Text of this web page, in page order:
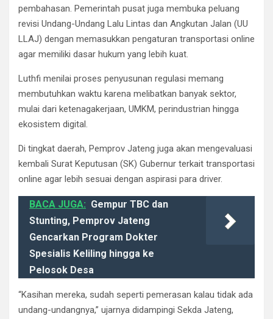
pembahasan. Pemerintah pusat juga membuka peluang
revisi Undang-Undang Lalu Lintas dan Angkutan Jalan (UU
LLAJ) dengan memasukkan pengaturan transportasi online
agar memiliki dasar hukum yang lebih kuat.
Luthfi menilai proses penyusunan regulasi memang
membutuhkan waktu karena melibatkan banyak sektor,
mulai dari ketenagakerjaan, UMKM, perindustrian hingga
ekosistem digital.
Di tingkat daerah, Pemprov Jateng juga akan mengevaluasi
kembali Surat Keputusan (SK) Gubernur terkait transportasi
online agar lebih sesuai dengan aspirasi para driver.
BACA JUGA: Gempur TBC dan
Stunting, Pemprov Jateng
Gencarkan Program Dokter
Spesialis Keliling hingga ke
Pelosok Desa
“Kasihan mereka, sudah seperti pemerasan kalau tidak ada
undang-undangnya,” ujarnya didampingi Sekda Jateng,